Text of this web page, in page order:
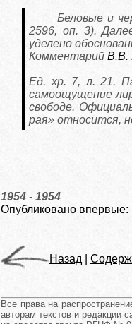
Беловые и
2596, оп. 3).
уделено
Комментарий В.В.
Ед. хр. 7, л. 21.
самоощущение
свободе.
рая» относится,
1954 - 1954
Опубликовано
Назад
Все права на
авторам текстов и редакции